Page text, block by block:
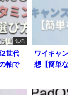
勉強
2世代
軸で
ワイキャ
想【簡単